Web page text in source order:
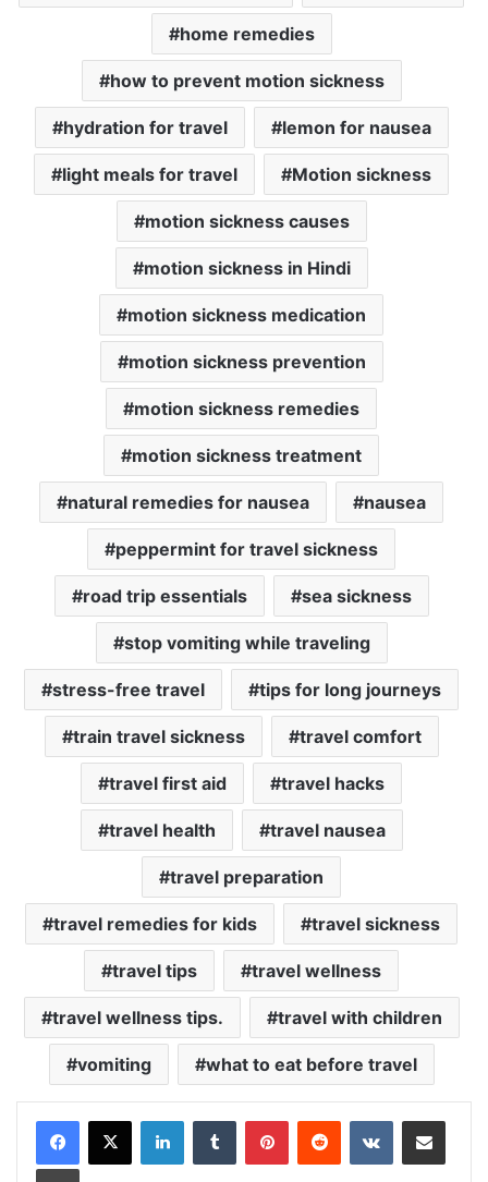
home remedies
how to prevent motion sickness
hydration for travel lemon for nausea
light meals for travel Motion sickness
motion sickness causes
motion sickness in Hindi
motion sickness medication
motion sickness prevention
motion sickness remedies
motion sickness treatment
natural remedies for nausea nausea
peppermint for travel sickness
road trip essentials sea sickness
stop vomiting while traveling
stress-free travel tips for long journeys
train travel sickness travel comfort
travel first aid travel hacks
travel health travel nausea
travel preparation
travel remedies for kids travel sickness
travel tips travel wellness
travel wellness tips. travel with children
vomiting what to eat before travel
LinkedInTumblr PinterestReddit VKontakteShare via Email
Print